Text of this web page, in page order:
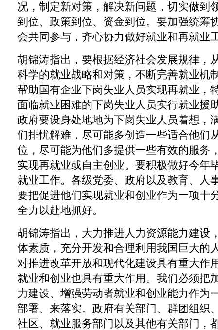
况，制定新对策，解决新问题，切实做到
到位、政策到位、资金到位。要加强统筹
会共同参与，齐心协力做好就业和再就业
胡锦涛指出，要根据经济社会发展规律，
科学的就业战略和对策，不断完善就业机
帮助国有企业下岗失业人员实现再就业，
面临就业困难的下岗失业人员实行就业援
政府要设身处地地为下岗失业人员着想，
们排忧解难，尽可能多创造一些适合他们
位，尽可能为他们多提供一些有效的服务
实现再就业或自主创业。要积极做好今年
就业工作。各级党委、政府以及教育、人
要把促进他们实现就业和创业作为一项十
全力以赴地抓好。
胡锦涛指出，大力推进人力资源能力建设
体素质，充分开发和合理利用我国巨大的
对推进改革开放和现代化建设具有重大作
就业和创业也具有重大作用。我们必须把
力建设、增强劳动者就业和创业能力作为
部署、来落实。政府有关部门、群团组织
社区、就业服务部门以及其他有关部门，